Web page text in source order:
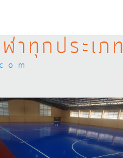
ทุกประเภท